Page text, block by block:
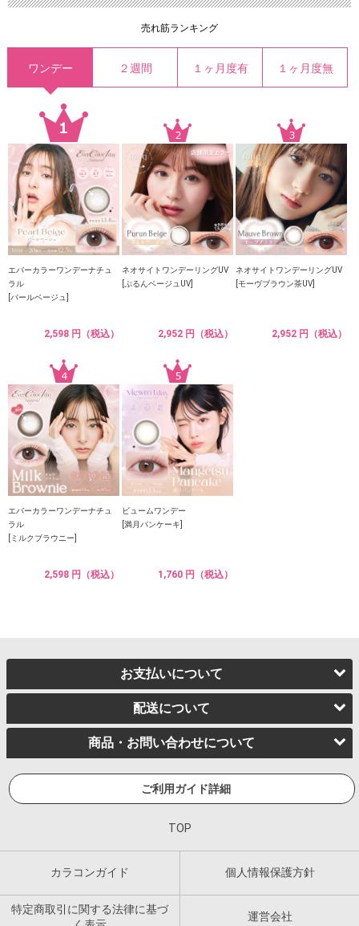
売れ筋ランキング
ワンデー ２週間 １ヶ月度有 １ヶ月度無
エバーカラーワンデーナチュ
ラル
[パールベージュ]
2,598 円（税込）
ネオサイトワンデーリングUV
[ぷるんベージュUV]
2,952 円（税込）
ネオサイトワンデーリングUV
[モーヴブラウン茶UV]
2,952 円（税込）
エバーカラーワンデーナチュ
ラル
[ミルクブラウニー]
2,598 円（税込）
ビュームワンデー
[満月パンケーキ]
1,760 円（税込）
お支払いについて
配送について
商品・お問い合わせについて
ご利用ガイド詳細
TOP
カラコンガイド 個人情報保護方針
特定商取引に関する法律に基づ
運営会社